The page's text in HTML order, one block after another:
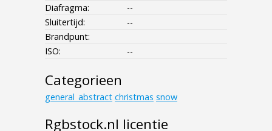
Diafragma:
--
Sluitertijd:
--
Brandpunt:
ISO:
--
Categorieen
general_abstract christmas snow
Rgbstock.nl licentie